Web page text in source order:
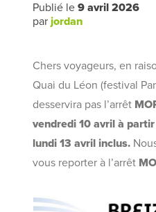
Publié le9 avril 2026
par jordan
Chers voyageurs, en
Quai du Léon (festival
desservira pas l’arrêt
vendredi 10 avril à
lundi 13 avril inclus.
vous reporter à l’arrêt